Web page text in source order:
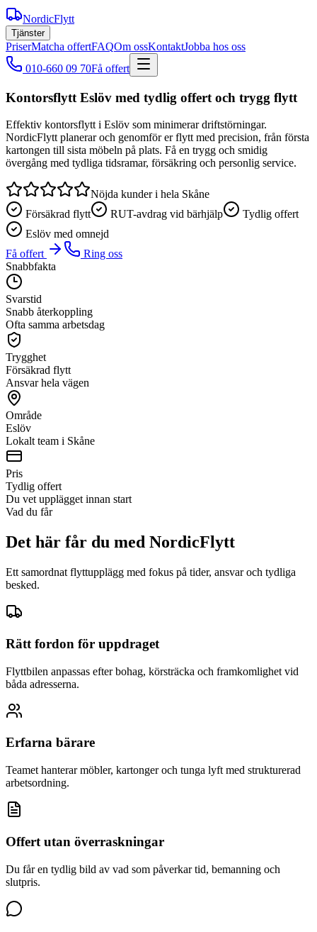
NordicFlytt
Tjänster
PriserMatcha offertFAQOm ossKontaktJobba hos oss
010-660 09 70Få offert
Kontorsflytt Eslöv med tydlig offert och trygg flytt
Effektiv kontorsflytt i Eslöv som minimerar driftstörningar.
NordicFlytt planerar och genomför er flytt med precision, från första
kartongen till sista möbeln på plats. Få en trygg och smidig
övergång med tydliga tidsramar, försäkring och personlig service.
Nöjda kunder i hela Skåne
Försäkrad flytt
RUT-avdrag vid bärhjälp
Tydlig offert
Eslöv med omnejd
Få offert
Ring oss
Snabbfakta
Svarstid
Snabb återkoppling
Ofta samma arbetsdag
Trygghet
Försäkrad flytt
Ansvar hela vägen
Område
Eslöv
Lokalt team i Skåne
Pris
Tydlig offert
Du vet upplägget innan start
Vad du får
Det här får du med NordicFlytt
Ett samordnat flyttupplägg med fokus på tider, ansvar och tydliga
besked.
Rätt fordon för uppdraget
Flyttbilen anpassas efter bohag, körsträcka och framkomlighet vid
båda adresserna.
Erfarna bärare
Teamet hanterar möbler, kartonger och tunga lyft med strukturerad
arbetsordning.
Offert utan överraskningar
Du får en tydlig bild av vad som påverkar tid, bemanning och
slutpris.